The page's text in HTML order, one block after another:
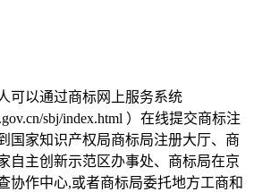
可以通过商标网上服务系统
sbj/index.html ）在线提交商标注
国家知识产权局商标局注册大厅、商
自主创新示范区办事处、商标局在京
协作中心,或者商标局委托地方工商和